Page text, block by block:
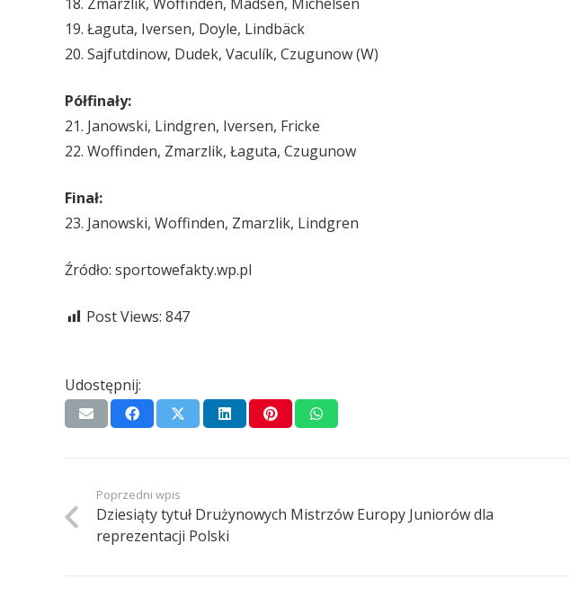
19. Łaguta, Iversen, Doyle, Lindbäck
20. Sajfutdinow, Dudek, Vaculík, Czugunow (W)
Półfinały:
21. Janowski, Lindgren, Iversen, Fricke
22. Woffinden, Zmarzlik, Łaguta, Czugunow
Finał:
23. Janowski, Woffinden, Zmarzlik, Lindgren
Źródło: sportowefakty.wp.pl
Post Views: 847
Udostępnij:
Poprzedni wpis
Dziesiąty tytuł Drużynowych Mistrzów Europy Juniorów dla
reprezentacji Polski